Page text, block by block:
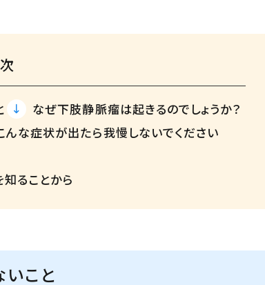
なぜ下肢静脈瘤は起きるのでしょうか？
んな症状が出たら我慢しないでください
ることから
いこと